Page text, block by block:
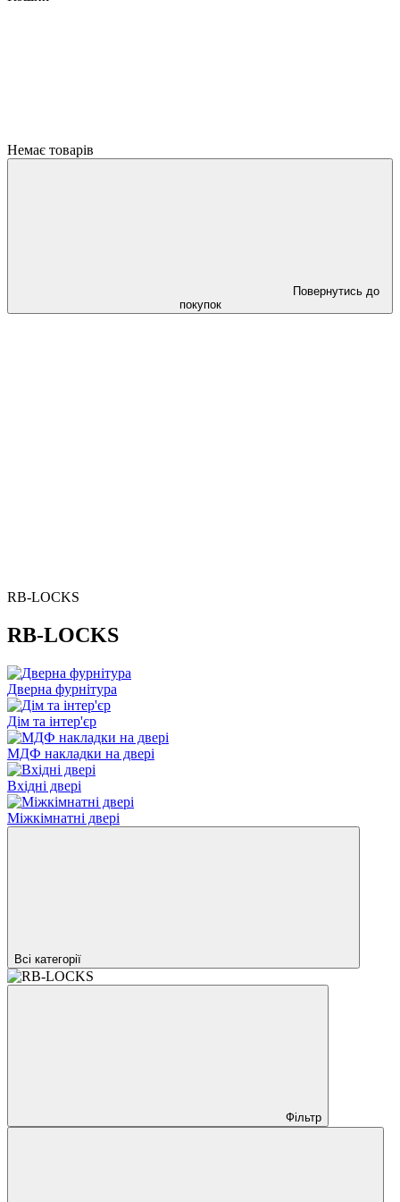
Немає товарів
Повернутись до
покупок
RB-LOCKS
RB-LOCKS
Дверна фурнітура
Дім та інтер'єр
МДФ накладки на двері
Вхідні двері
Міжкімнатні двері
Всі категорії
Фільтр